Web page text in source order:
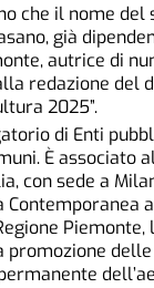
che il nome
già
autrice di
redazione del
2025”.
di Enti
È associato
con sede a
Piemonte,
promozione